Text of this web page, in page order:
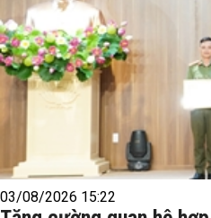
03/08/2026 15:22